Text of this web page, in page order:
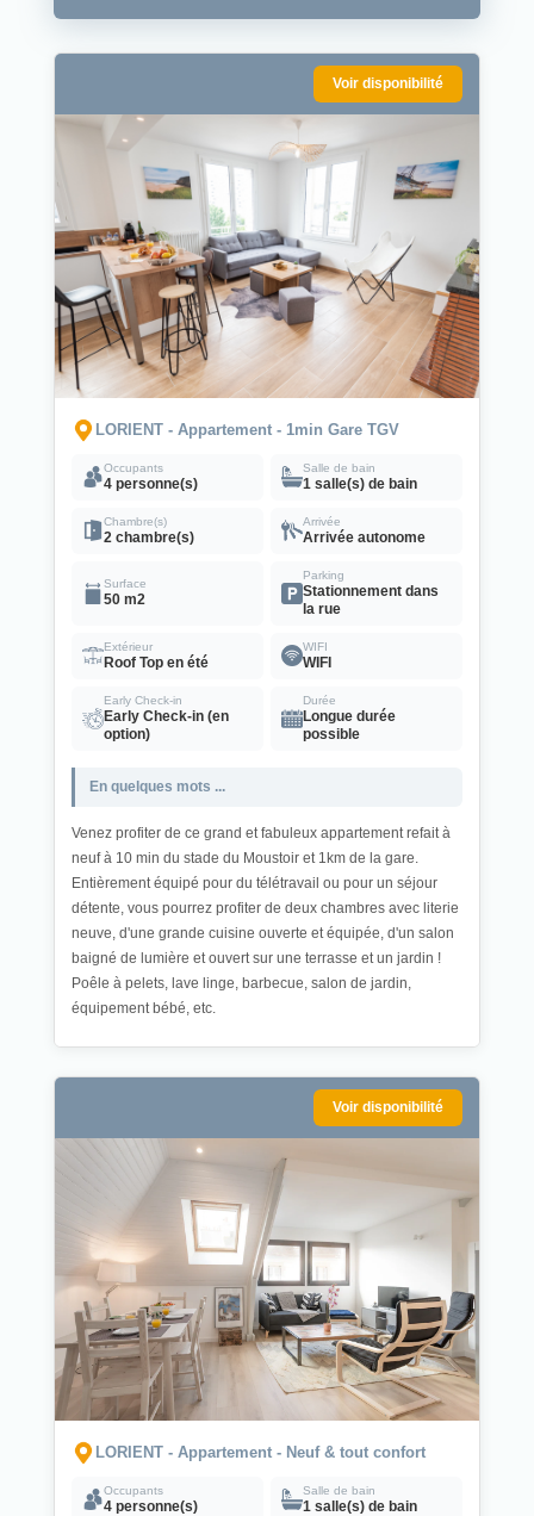
Voir disponibilité
LORIENT - Appartement - 1min Gare TGV
Occupants
4 personne(s)
Salle de bain
1 salle(s) de bain
Chambre(s)
2 chambre(s)
Arrivée
Arrivée autonome
Surface
50 m2
Parking
Stationnement dans
la rue
Extérieur
Roof Top en été
WIFI
WIFI
Early Check-in
Early Check-in (en
option)
Durée
Longue durée
possible
En quelques mots ...
Venez profiter de ce grand et fabuleux appartement refait à
neuf à 10 min du stade du Moustoir et 1km de la gare.
Entièrement équipé pour du télétravail ou pour un séjour
détente, vous pourrez profiter de deux chambres avec literie
neuve, d'une grande cuisine ouverte et équipée, d'un salon
baigné de lumière et ouvert sur une terrasse et un jardin !
Poêle à pelets, lave linge, barbecue, salon de jardin,
équipement bébé, etc.
Voir disponibilité
LORIENT - Appartement - Neuf & tout confort
Occupants
4 personne(s)
Salle de bain
1 salle(s) de bain